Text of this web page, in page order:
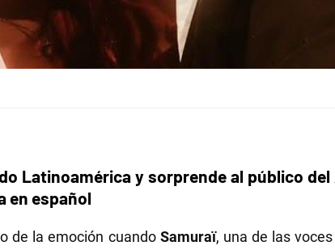
Latinoamérica y sorprende al público
en español
de la emoción cuando Samuraï, una de las